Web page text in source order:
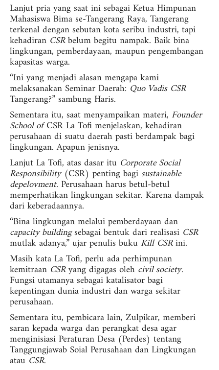
Lanjut pria yang saat ini sebagai Ketua Himpunan
Mahasiswa Bima se-Tangerang Raya, Tangerang
terkenal dengan sebutan kota seribu industri, tapi
kehadiran CSRbelum begitu nampak. Baik bina
lingkungan, pemberdayaan, maupun pengembangan
kapasitas warga.
“Ini yang menjadi alasan mengapa kami
melaksanakan Seminar Daerah: Quo Vadis CSR
Tangerang?” sambung Haris.
Sementara itu, saat menyampaikan materi, Founder
School ofCSR La Tofi menjelaskan, kehadiran
perusahaan di suatu daerah pasti berdampak bagi
lingkungan. Apapun jenisnya.
Lanjut La Tofi, atas dasar itu Corporate Social
Responsibility(CSR) penting bagi sustainable
depelovment. Perusahaan harus betul-betul
memperhatikan lingkungan sekitar. Karena dampak
dari keberadaannya.
“Bina lingkungan melalui pemberdayaan dan
capacity buildingsebagai bentuk dari realisasi CSR
mutlak adanya,” ujar penulis buku Kill CSRini.
Masih kata La Tofi, perlu ada perhimpunan
kemitraan CSRyang digagas oleh civil society.
Fungsi utamanya sebagai katalisator bagi
kepentingan dunia industri dan warga sekitar
perusahaan.
Sementara itu, pembicara lain, Zulpikar, memberi
saran kepada warga dan perangkat desa agar
menginisiasi Peraturan Desa (Perdes) tentang
Tanggungjawab Soial Perusahaan dan Lingkungan
atau CSR.